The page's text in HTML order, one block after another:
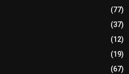
(77)
(37)
(12)
(19)
(67)